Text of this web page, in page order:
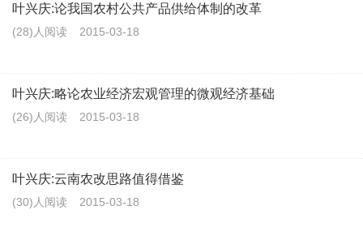
叶兴庆:论我国农村公共产品供给体制的改革
(28)人阅读 2015-03-18
叶兴庆:略论农业经济宏观管理的微观经济基础
(26)人阅读 2015-03-18
叶兴庆:云南农改思路值得借鉴
(30)人阅读 2015-03-18